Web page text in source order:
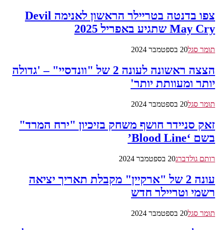
צפו בדנטה בטריילר הראשון לאנימה Devil
May Cry שתגיע באפריל 2025
תומר סגל20 בספטמבר 2024
הצצה ראשונה לעונה 2 של "וונדסיי" – 'גדולה
יותר ומעוותת יותר'
תומר סגל20 בספטמבר 2024
זאק סניידר חושף משחק בזיכיון "ירח המרד"
בשם ‘Blood Line’
רותם גולדברג20 בספטמבר 2024
עונה 2 של "ארקיין" מקבלת תאריך יציאה
רשמי וטריילר חדש
תומר סגל20 בספטמבר 2024